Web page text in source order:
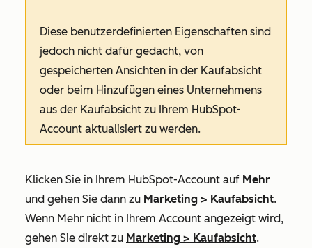
Diese benutzerdefinierten Eigenschaften sind
jedoch nicht dafür gedacht, von
gespeicherten Ansichten in der Kaufabsicht
oder beim Hinzufügen eines Unternehmens
aus der Kaufabsicht zu Ihrem HubSpot-
Account aktualisiert zu werden.
Klicken Sie in Ihrem HubSpot-Account auf Mehr
und gehen Sie dann zu Marketing > Kaufabsicht.
Wenn Mehr nicht in Ihrem Account angezeigt wird,
gehen Sie direkt zu Marketing > Kaufabsicht.